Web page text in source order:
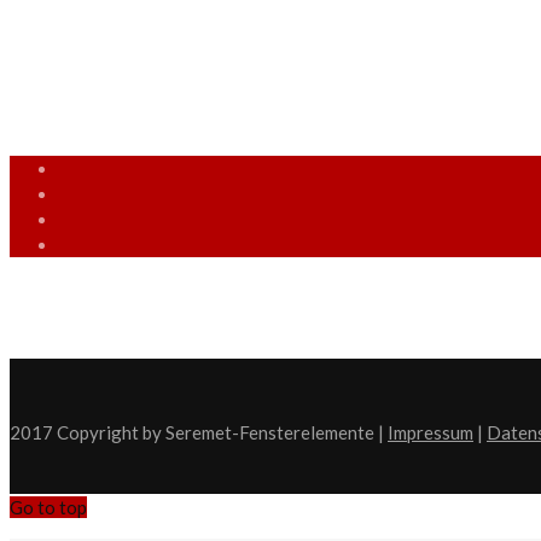
2017 Copyright by Seremet-Fensterelemente | Impressum |
Go to top